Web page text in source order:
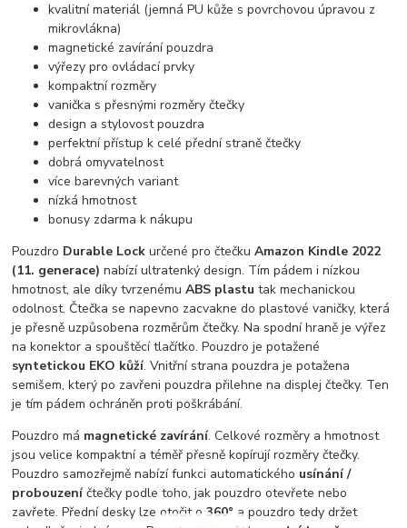
kvalitní materiál (jemná PU kůže s povrchovou úpravou z
mikrovlákna)
magnetické zavírání pouzdra
výřezy pro ovládací prvky
kompaktní rozměry
vanička s přesnými rozměry čtečky
design a stylovost pouzdra
perfektní přístup k celé přední straně čtečky
dobrá omyvatelnost
více barevných variant
nízká hmotnost
bonusy zdarma k nákupu
Pouzdro Durable Lock určené pro čtečkuAmazon Kindle 2022
(11. generace) nabízí ultratenký design. Tím pádem i nízkou
hmotnost, ale díky tvrzenémuABS plastu tak mechanickou
odolnost. Čtečka se napevno zacvakne do plastové vaničky, která
je přesně uzpůsobena rozměrům čtečky. Na spodní hraně je výřez
na konektor a spouštěcí tlačítko. Pouzdro je potažené
syntetickou EKO kůží. Vnitřní strana pouzdra je potažena
semišem, který po zavřeni pouzdra přilehne na displej čtečky. Ten
je tím pádem ochráněn proti poškrábání.
Pouzdro má magnetické zavírání. Celkové rozměry a hmotnost
jsou velice kompaktní a téměř přesně kopírují rozměry čtečky.
Pouzdro samozřejmě nabízí funkci automatického usínání /
probouzeníčtečky podle toho, jak pouzdro otevřete nebo
zavřete. Přední desky lze otočit o360° a pouzdro tedy držet